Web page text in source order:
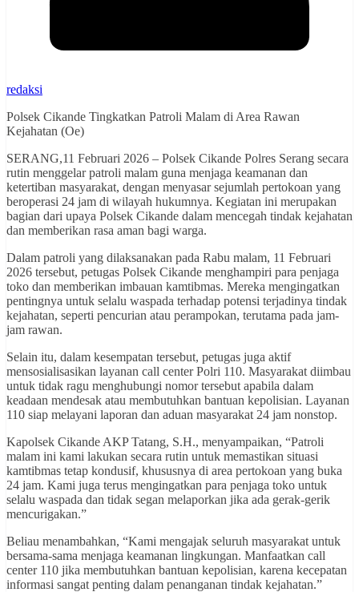
redaksi
Polsek Cikande Tingkatkan Patroli Malam di Area Rawan
Kejahatan (Oe)
SERANG,11 Februari 2026 – Polsek Cikande Polres Serang secara
rutin menggelar patroli malam guna menjaga keamanan dan
ketertiban masyarakat, dengan menyasar sejumlah pertokoan yang
beroperasi 24 jam di wilayah hukumnya. Kegiatan ini merupakan
bagian dari upaya Polsek Cikande dalam mencegah tindak kejahatan
dan memberikan rasa aman bagi warga.
Dalam patroli yang dilaksanakan pada Rabu malam, 11 Februari
2026 tersebut, petugas Polsek Cikande menghampiri para penjaga
toko dan memberikan imbauan kamtibmas. Mereka mengingatkan
pentingnya untuk selalu waspada terhadap potensi terjadinya tindak
kejahatan, seperti pencurian atau perampokan, terutama pada jam-
jam rawan.
Selain itu, dalam kesempatan tersebut, petugas juga aktif
mensosialisasikan layanan call center Polri 110. Masyarakat diimbau
untuk tidak ragu menghubungi nomor tersebut apabila dalam
keadaan mendesak atau membutuhkan bantuan kepolisian. Layanan
110 siap melayani laporan dan aduan masyarakat 24 jam nonstop.
Kapolsek Cikande AKP Tatang, S.H., menyampaikan, “Patroli
malam ini kami lakukan secara rutin untuk memastikan situasi
kamtibmas tetap kondusif, khususnya di area pertokoan yang buka
24 jam. Kami juga terus mengingatkan para penjaga toko untuk
selalu waspada dan tidak segan melaporkan jika ada gerak-gerik
mencurigakan.”
Beliau menambahkan, “Kami mengajak seluruh masyarakat untuk
bersama-sama menjaga keamanan lingkungan. Manfaatkan call
center 110 jika membutuhkan bantuan kepolisian, karena kecepatan
informasi sangat penting dalam penanganan tindak kejahatan.”